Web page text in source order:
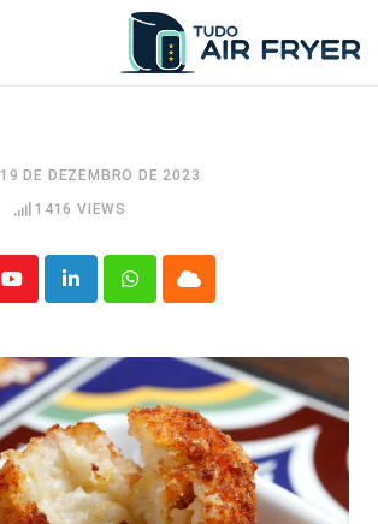
19 DE DEZEMBRO DE 2023
1416 VIEWS
YoutubeLinkedInWhatsappCloud